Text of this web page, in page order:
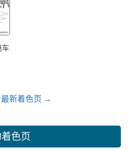
车
最新着色页 →
色页